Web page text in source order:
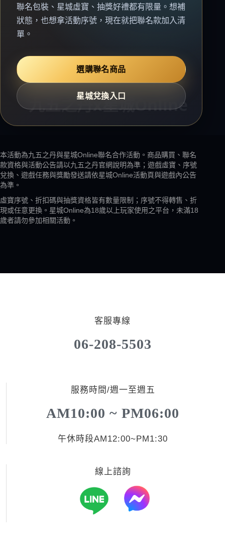
聯名包裝、星城虛寶、抽獎好禮都有限量。想補
狀態，也想拿活動序號，現在就把聯名款加入清
單。
選購聯名商品
星城兌換入口
本活動為九五之丹與星城Online聯名合作活動。商品購買、聯名
款資格與活動公告請以九五之丹官網說明為準；遊戲虛寶、序號
兌換、遊戲任務與獎勵發送請依星城Online活動頁與遊戲內公告
為準。
虛寶序號、折扣碼與抽獎資格皆有數量限制；序號不得轉售、折
現或任意更換。星城Online為18歲以上玩家使用之平台，未滿18
歲者請勿參加相關活動。
客服專線
06-208-5503
服務時間/週一至週五
AM10:00 ~ PM06:00
午休時段AM12:00~PM1:30
線上諮詢